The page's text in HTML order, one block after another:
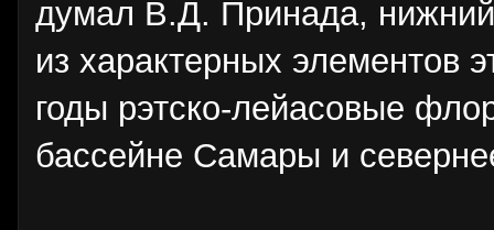
думал В.Д. Принада,
из характерных элементов
годы рэтско-лейасовые
бассейне Самары и